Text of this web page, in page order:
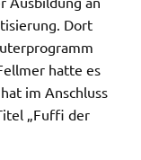
Dort
hatte es
im Anschluss
„Fuffi der